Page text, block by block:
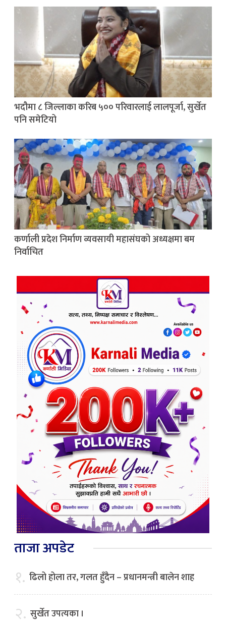
भदौमा ८ जिल्लाका करिब ५०० परिवारलाई लालपूर्जा, सुर्खेत
पनि समेटियो
कर्णाली प्रदेश निर्माण व्यवसायी महासंघको अध्यक्षमा बम
निर्वाचित
ताजा अपडेट
१. ढिलो होला तर, गलत हुँदैन – प्रधानमन्त्री बालेन शाह
२. सुर्खेत उपत्यका ।